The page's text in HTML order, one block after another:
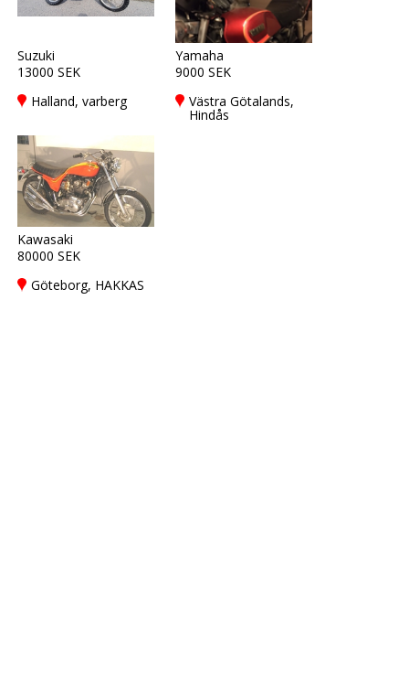
Suzuki
13000 SEK
Halland, varberg
Yamaha
9000 SEK
Västra Götalands,
Hindås
Kawasaki
80000 SEK
Göteborg, HAKKAS